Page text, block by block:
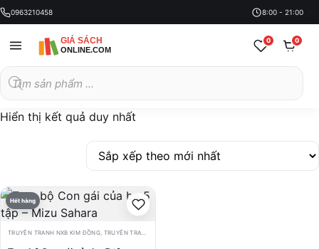
0963210458 8:00 - 21:00
kiếm
sản
0 0
Hiển thị kết quả duy nhất
Hết hàng
TRUYỆN TRANH NXB KIM ĐỒNG, TRUYỆN TRANH TRỌN BỘ